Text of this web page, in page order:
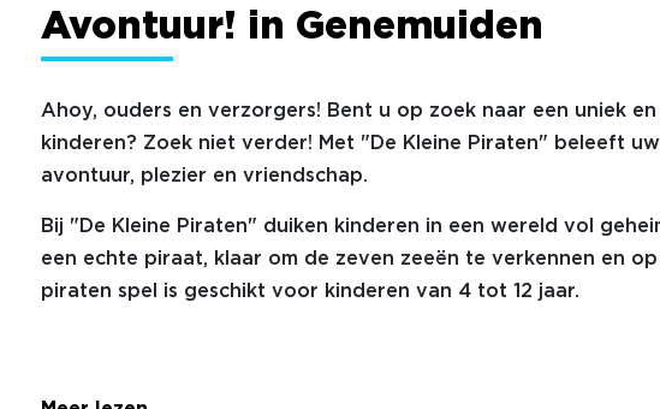
Avontuur! in Genemuiden
Ahoy, ouders en verzorgers! Bent u op zoek naar een uniek
kinderen? Zoek niet verder! Met "De Kleine Piraten" beleeft
avontuur, plezier en vriendschap.
Bij "De Kleine Piraten" duiken kinderen in een wereld vol
een echte piraat, klaar om de zeven zeeën te verkennen en
piraten spel is geschikt voor kinderen van 4 tot 12 jaar.